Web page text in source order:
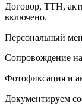
Договор, ТТН,
включено.
Персональный
Сопровождение на
Фотофиксация и
Документируем